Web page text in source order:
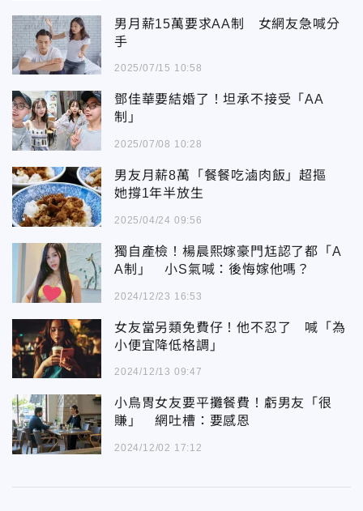
男月薪15萬要求AA制 女網友急喊分
手
2025/07/15 10:58
鄧佳華要結婚了！坦承不接受「AA
制」
2025/07/08 10:28
男友月薪8萬「餐餐吃滷肉飯」超摳
她撐1年半放生
2025/04/24 09:56
獨自產檢！楊晨熙嫁豪門尪認了都「A
A制」 小S氣喊：後悔嫁他嗎？
2024/12/23 16:53
女友當另類免費仔！他不忍了 喊「為
小便宜降低格調」
2024/12/13 09:47
小鳥胃女友要平攤餐費！虧男友「很
賺」 網吐槽：要感恩
2024/12/02 17:12